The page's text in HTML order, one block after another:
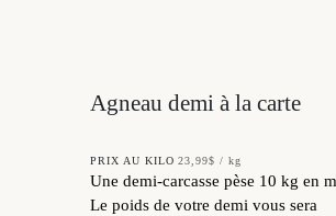
Agneau demi à la carte
PRIX AU KILO 23,99$ / kg
Une demi-carcasse pèse 10 kg en
Le poids de votre demi vous sera